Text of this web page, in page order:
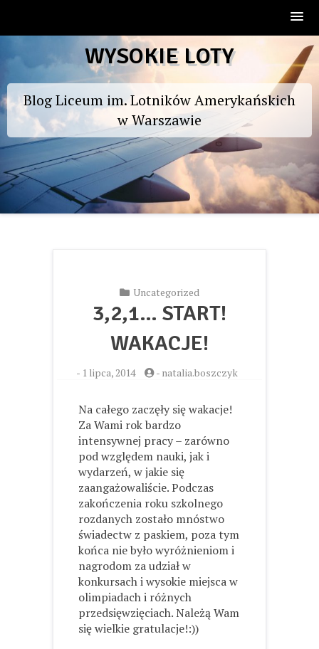
to
WYSOKIE LOTY
Blog Liceum im. Lotników Amerykańskich
w Warszawie
Uncategorized
3,2,1… START!
WAKACJE!
- 1 lipca, 2014 - natalia.boszczyk
Na całego zaczęły się wakacje!
Za Wami rok bardzo
intensywnej pracy – zarówno
pod względem nauki, jak i
wydarzeń, w jakie się
zaangażowaliście. Podczas
zakończenia roku szkolnego
rozdanych zostało mnóstwo
świadectw z paskiem, poza tym
końca nie było wyróżnieniom i
nagrodom za udział w
konkursach i wysokie miejsca w
olimpiadach i różnych
przedsięwzięciach. Należą Wam
się wielkie gratulacje!:))